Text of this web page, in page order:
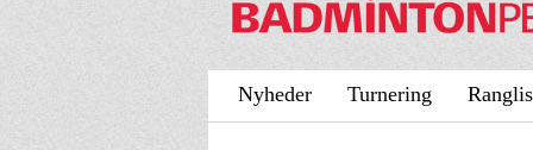
Nyheder Turnering